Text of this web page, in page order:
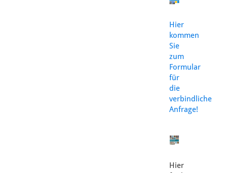
Hier
kommen
Sie
zum
Formular
für
die
verbindliche
Anfrage!
Hier